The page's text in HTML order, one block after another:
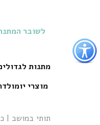
כפתור
לפתיחת
תפריט
נגישות
לשובר
מתנות
מוצרי
תותי במושב |